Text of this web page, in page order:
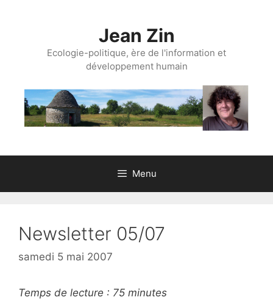
Jean Zin
Ecologie-politique, ère de l'information et
développement humain
Menu
Newsletter 05/07
samedi 5 mai 2007
Temps de lecture : 75 minutes